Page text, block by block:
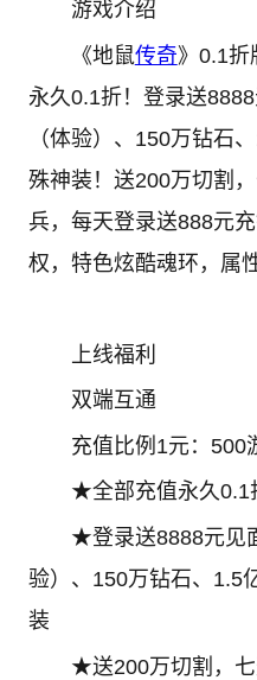
游戏介绍
《地鼠传奇》0.1折
永久0.1折！登录送
（体验）、150万钻石
殊神装！送200万切割
兵，每天登录送888元
权，特色炫酷魂环，属
上线福利
双端互通
充值比例1元：500
★全部充值永久0.1
★登录送8888元见
验）、150万钻石、1.5
装
★送200万切割，七